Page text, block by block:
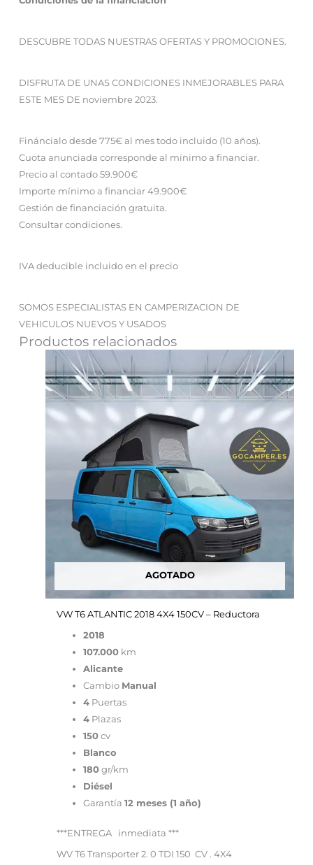
DESCUBRE TODAS NUESTRAS OFERTAS Y PROMOCIONES.
DISFRUTA DE UNAS CONDICIONES INMEJORABLES PARA
ESTE MES DE noviembre 2023.
Fináncialo desde 775€ al mes todo incluido (10 años).
Cuota anunciada corresponde al mínimo a financiar.
Precio al contado 59.900€
Importe mínimo a financiar 49.900€
Gestión de financiación gratuita.
Consultar condiciones.
IVA deducible incluido en el precio
SOMOS ESPECIALISTAS EN CAMPERIZACION DE
VEHICULOS NUEVOS Y USADOS
Productos relacionados
AGOTADO
VW T6 ATLANTIC 2018 4X4 150CV – Reductora
2018
107.000km
Alicante
Cambio Manual
4Puertas
4Plazas
150cv
Blanco
180gr/km
Diésel
Garantía 12 meses (1 año)
***ENTREGA inmediata ***
WV T6 Transporter 2. 0 TDI 150 CV . 4X4
precio
original
era:
79,900.00€.
precio
actual
es:
44,900.00€.